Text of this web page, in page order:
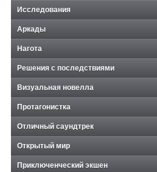
Исследования
Аркады
Нагота
Решения с последствиями
Визуальная новелла
Протагонистка
Отличный саундтрек
Открытый мир
Приключенческий экшен